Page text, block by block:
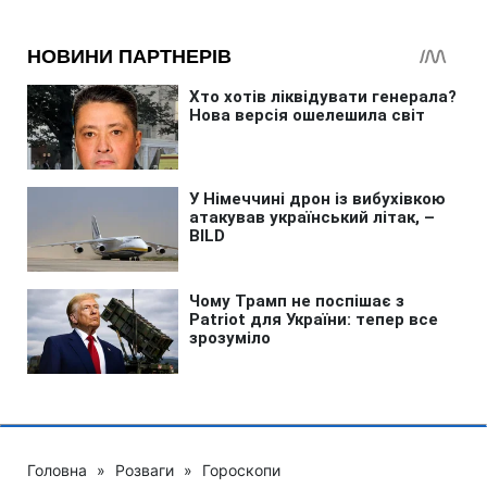
Головна » Розваги » Гороскопи